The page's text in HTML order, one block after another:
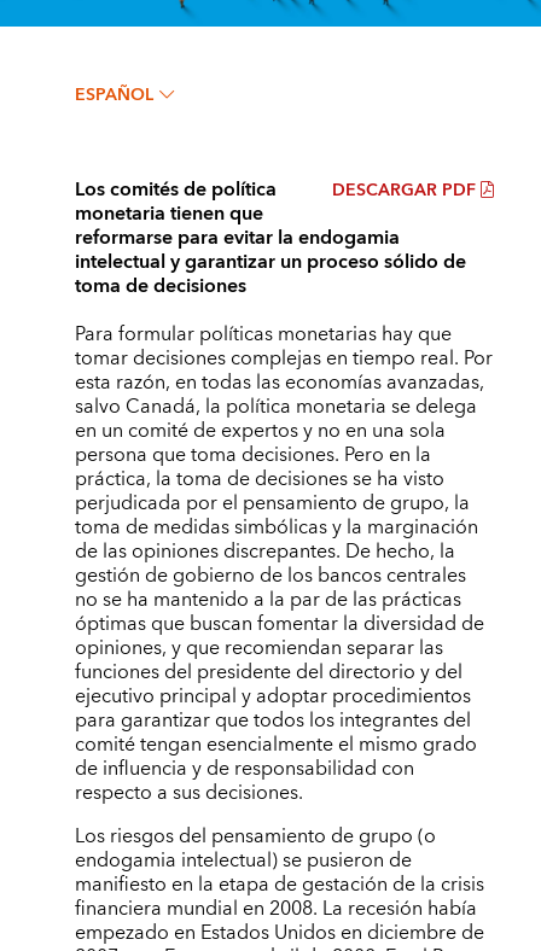
ESPAÑOL
DESCARGAR PDF
Los comités de política
monetaria tienen que
reformarse para evitar la endogamia
intelectual y garantizar un proceso sólido de
toma de decisiones
Para formular políticas monetarias hay que
tomar decisiones complejas en tiempo real. Por
esta razón, en todas las economías avanzadas,
salvo Canadá, la política monetaria se delega
en un comité de expertos y no en una sola
persona que toma decisiones. Pero en la
práctica, la toma de decisiones se ha visto
perjudicada por el pensamiento de grupo, la
toma de medidas simbólicas y la marginación
de las opiniones discrepantes. De hecho, la
gestión de gobierno de los bancos centrales
no se ha mantenido a la par de las prácticas
óptimas que buscan fomentar la diversidad de
opiniones, y que recomiendan separar las
funciones del presidente del directorio y del
ejecutivo principal y adoptar procedimientos
para garantizar que todos los integrantes del
comité tengan esencialmente el mismo grado
de influencia y de responsabilidad con
respecto a sus decisiones.
Los riesgos del pensamiento de grupo (o
endogamia intelectual) se pusieron de
manifiesto en la etapa de gestación de la crisis
financiera mundial en 2008. La recesión había
empezado en Estados Unidos en diciembre de